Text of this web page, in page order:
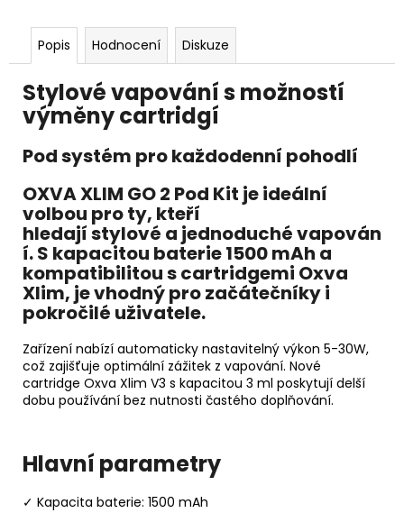
Popis Hodnocení Diskuze
Stylové vapování s možností
výměny cartridgí
Pod systém pro každodenní pohodlí
OXVA XLIM GO 2 Pod Kit je ideální
volbou pro ty, kteří
hledajístylové a jednoduchévapován
í. S kapacitou baterie 1500 mAh a
kompatibilitou s cartridgemi Oxva
Xlim, je vhodný pro začátečníky i
pokročilé uživatele.
Zařízení nabízí automaticky nastavitelný výkon 5-30W,
což zajišťuje optimální zážitek z vapování. Nové
cartridge Oxva Xlim V3 s kapacitou 3 ml poskytují delší
dobu používání bez nutnosti častého doplňování.
Hlavní parametry
✓ Kapacita baterie: 1500 mAh